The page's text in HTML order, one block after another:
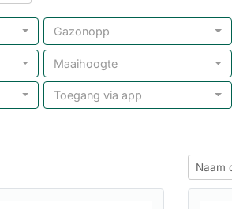
Gazonopp
Maaihoogte
Toegang via app